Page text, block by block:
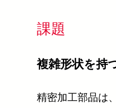
課題
複雑形状を持
精密加工部品は